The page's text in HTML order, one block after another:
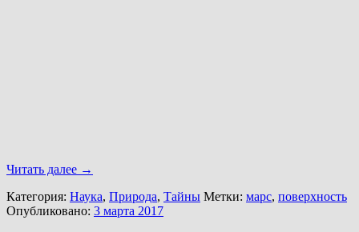
Читать далее →
Категория: Наука, Природа, Тайны Метки: марс, поверхность
Опубликовано: 3 марта 2017